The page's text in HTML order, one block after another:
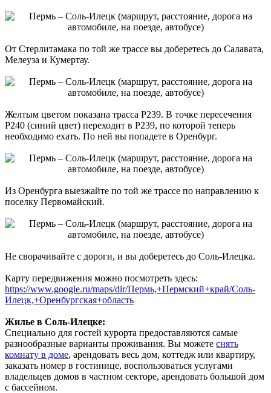
От Стерлитамака по той же трассе вы доберетесь до Салавата,
Мелеуза и Кумертау.
Желтым цветом показана трасса Р239. В точке пересечения
Р240 (синий цвет) переходит в Р239, по которой теперь
необходимо ехать. По ней вы попадете в Оренбург.
Из Оренбурга выезжайте по той же трассе по направлению к
поселку Первомайский.
Не сворачивайте с дороги, и вы доберетесь до Соль-Илецка.
Карту передвижения можно посмотреть здесь:
https://www.google.ru/maps/dir/Пермь,+Пермский+край/Соль-
Илецк,+Оренбургская+область
Жилье в Соль-Илецке:
Специально для гостей курорта предоставляются самые
разнообразные варианты проживания. Вы можете снять
комнату в доме, арендовать весь дом, коттедж или квартиру,
заказать номер в гостинице, воспользоваться услугами
владельцев домов в частном секторе, арендовать большой дом
с бассейном.